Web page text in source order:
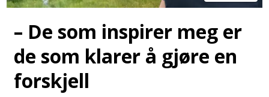
– De som inspirer meg er
de som klarer å gjøre en
forskjell